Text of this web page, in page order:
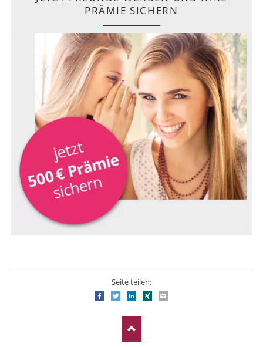
PRÄMIE SICHERN
Seite teilen:
FacebookTwitterLinkedIn
Xing